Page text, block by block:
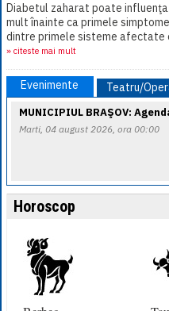
Diabetul zaharat poate influenţa
mult înainte ca primele
dintre primele sisteme afectate
nervos periferic. Pentru
» citeste mai mult
Evenimente Teatru/
MUNICIPIUL BRAŞOV:
Marti, 04 august 2026, ora 00:00
Horoscop